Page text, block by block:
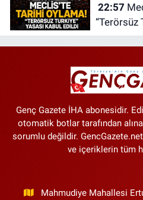
22:57
“Terörsüz
edildi
Genç Gazete İHA abonesidir.
otomatik botlar tarafından
sorumlu değildir.
ve içeriklerin tüm
Mahmudiye Mahallesi